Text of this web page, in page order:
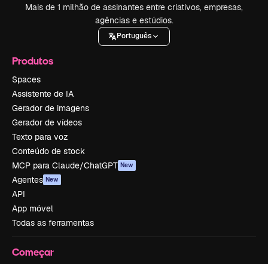
Mais de 1 milhão de assinantes entre criativos, empresas,
agências e estúdios.
Português
Produtos
Spaces
Assistente de IA
Gerador de imagens
Gerador de vídeos
Texto para voz
Conteúdo de stock
MCP para Claude/ChatGPT New
Agentes New
API
App móvel
Todas as ferramentas
Começar